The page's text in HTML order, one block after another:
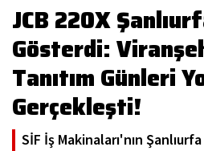
JCB 220X
Gösterdi:
Tanıtım Günleri
Gerçekleşti!
SİF İş Makinaları'nın